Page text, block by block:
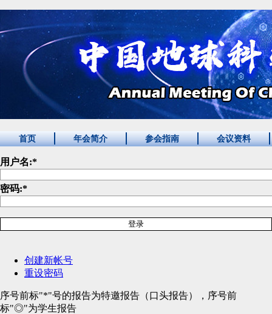
首页 年会简介 参会指南 会议资料
用户名:*
密码:*
创建新帐号
重设密码
序号前标"*"号的报告为特邀报告（口头报告），序号前
标"◎"为学生报告